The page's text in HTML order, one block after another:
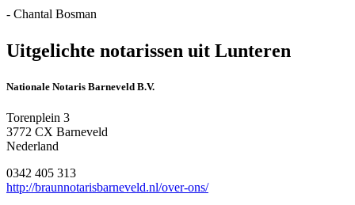
- Chantal Bosman
Uitgelichte notarissen uit Lunteren
Nationale Notaris Barneveld B.V.
Torenplein 3
3772 CX Barneveld
Nederland
0342 405 313
http://braunnotarisbarneveld.nl/over-ons/